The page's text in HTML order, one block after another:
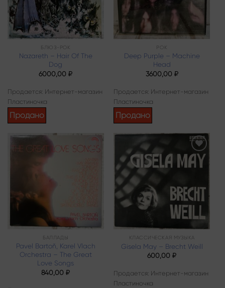
БЛЮЗ-РОК
Nazareth – Hair Of The
Dog
6000,00₽
Продается: Интернет-магазин
Пластиночка
Продано
РОК
Deep Purple – Machine
Head
3600,00 ₽
Продается: Интернет-магазин
Пластиночка
Продано
БАЛЛАДЫ
Pavel Bartoň, Karel Vlach
Orchestra – The Great
Love Songs
840,00₽
Add to
wishlist
КЛАССИЧЕСКАЯ МУЗЫКА
Gisela May – Brecht Weill
600,00₽
Продается: Интернет-магазин
Пластиночка